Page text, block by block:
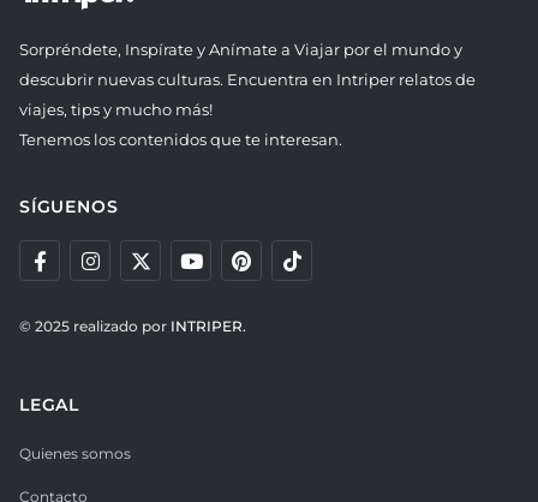
Sorpréndete, Inspírate y Anímate a Viajar por el mundo y
descubrir nuevas culturas. Encuentra en Intriper relatos de
viajes, tips y mucho más!
Tenemos los contenidos que te interesan.
SÍGUENOS
© 2025 realizado por INTRIPER.
LEGAL
Quienes somos
Contacto